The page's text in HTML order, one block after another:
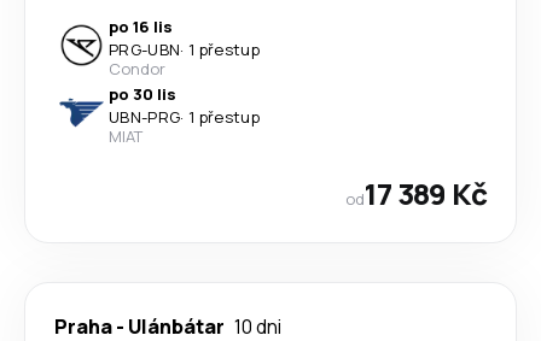
po 16 lis
PRG-UBN· 1 přestup
Condor
po 30 lis
UBN-PRG· 1 přestup
MIAT
od17 389 Kč
Praha- Ulánbátar 10 dni